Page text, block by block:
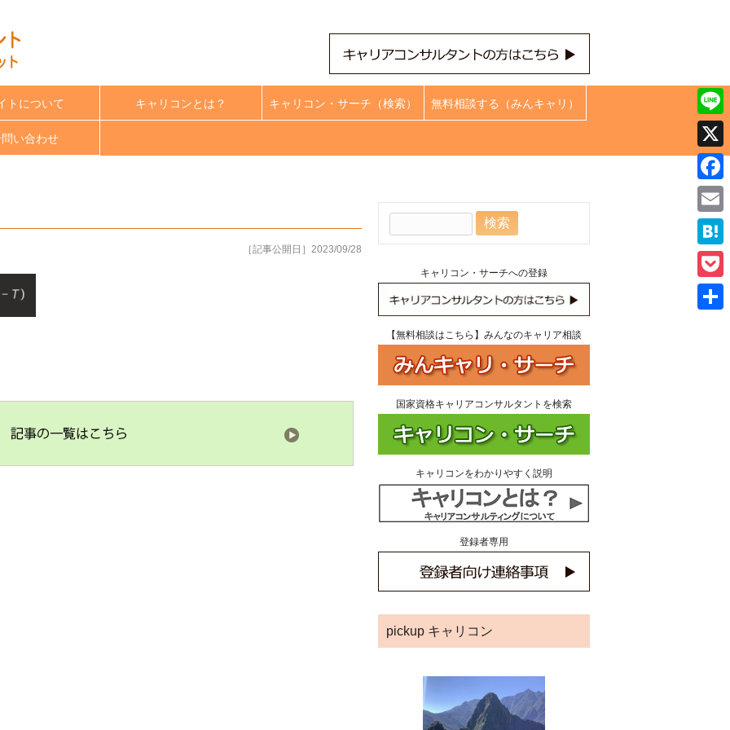
トについて キャリコンとは？ キャリコン・サーチ（検索） 無料相談する（みんキャリ）
い合わせ
［記事公開日］2023/09/28
キャリコン・サーチへの登録
【無料相談はこちら】みんなのキャリア相談
国家資格キャリアコンサルタントを検索
キャリコンをわかりやすく説明
登録者専用
pickup キャリコン
Line
X
Email